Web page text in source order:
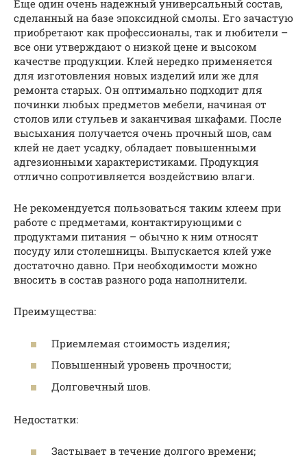
Еще один очень надежный универсальный состав,
сделанный на базе эпоксидной смолы. Его зачастую
приобретают как профессионалы, так и любители –
все они утверждают о низкой цене и высоком
качестве продукции. Клей нередко применяется
для изготовления новых изделий или же для
ремонта старых. Он оптимально подходит для
починки любых предметов мебели, начиная от
столов или стульев и заканчивая шкафами. После
высыхания получается очень прочный шов, сам
клей не дает усадку, обладает повышенными
адгезионными характеристиками. Продукция
отлично сопротивляется воздействию влаги.
Не рекомендуется пользоваться таким клеем при
работе с предметами, контактирующими с
продуктами питания – обычно к ним относят
посуду или столешницы. Выпускается клей уже
достаточно давно. При необходимости можно
вносить в состав разного рода наполнители.
Преимущества:
Приемлемая стоимость изделия;
Повышенный уровень прочности;
Долговечный шов.
Недостатки:
Застывает в течение долгого времени;